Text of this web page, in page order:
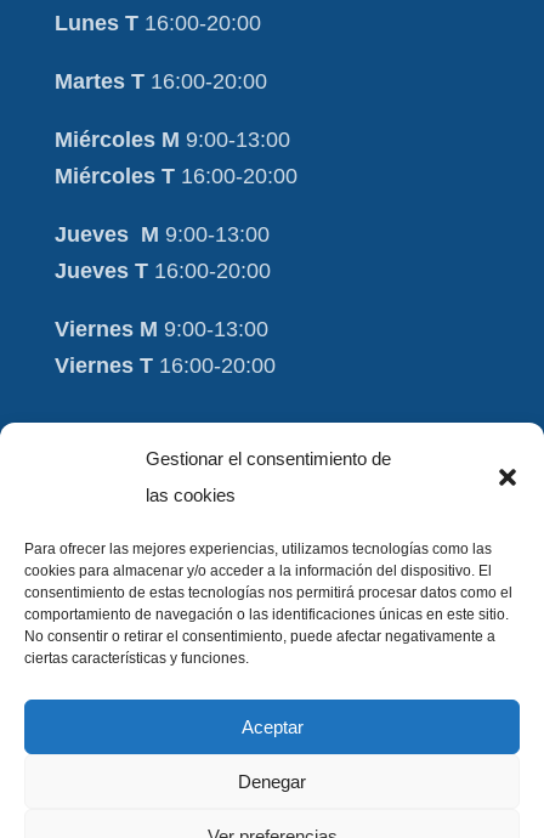
Gestionar el consentimiento de
las cookies
Para ofrecer las mejores experiencias, utilizamos tecnologías como las
cookies para almacenar y/o acceder a la información del dispositivo. El
consentimiento de estas tecnologías nos permitirá procesar datos como el
comportamiento de navegación o las identificaciones únicas en este sitio.
No consentir o retirar el consentimiento, puede afectar negativamente a
ciertas características y funciones.
Aceptar
Denegar
Lunes T 16:00-20:00
Martes T 16:00-20:00
Miércoles M 9:00-13:00
Miércoles T16:00-20:00
Jueves M 9:00-13:00
Jueves T16:00-20:00
Viernes M 9:00-13:00
Viernes T16:00-20:00
Moviment i Salut
Aviso Legal
FAQ
Política de Cookies